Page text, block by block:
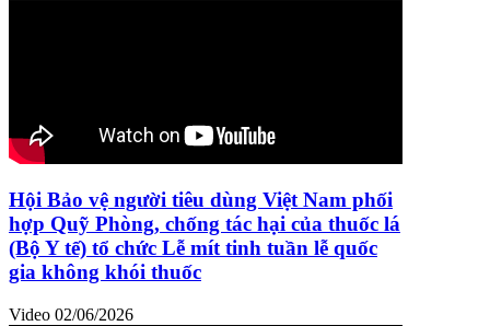
Hội Bảo vệ người tiêu dùng Việt Nam phối
hợp Quỹ Phòng, chống tác hại của thuốc lá
(Bộ Y tế) tổ chức Lễ mít tinh tuần lễ quốc
gia không khói thuốc
Video 02/06/2026